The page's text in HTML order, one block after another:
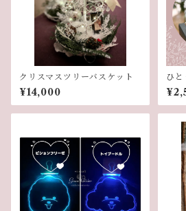
クリスマスツリーバスケット
¥14,000
ひ